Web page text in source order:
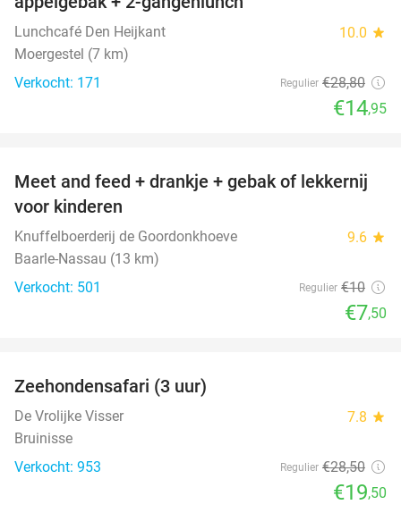
Lunchcafé Den Heijkant 10.0 star
Moergestel (7 km)
Verkocht: 171
Regulier €28,80
€14,95
25%
Meet and feed + drankje + gebak of lekkernij
voor kinderen
Knuffelboerderij de Goordonkhoeve 9.6 star
Baarle-Nassau (13 km)
Verkocht: 501
Regulier €10
€7,50
Zeehondensafari (3 uur)
De Vrolijke Visser 7.8 star
Bruinisse
Verkocht: 953
Regulier €28,50
€19,50